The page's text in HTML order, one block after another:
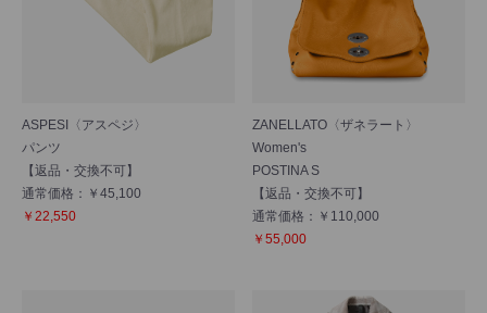
ASPESI〈アスペジ〉
パンツ
【返品・交換不可】
通常価格：￥45,100
￥22,550
ZANELLATO〈ザネラート〉
Women's
POSTINA S
【返品・交換不可】
通常価格：￥110,000
￥55,000